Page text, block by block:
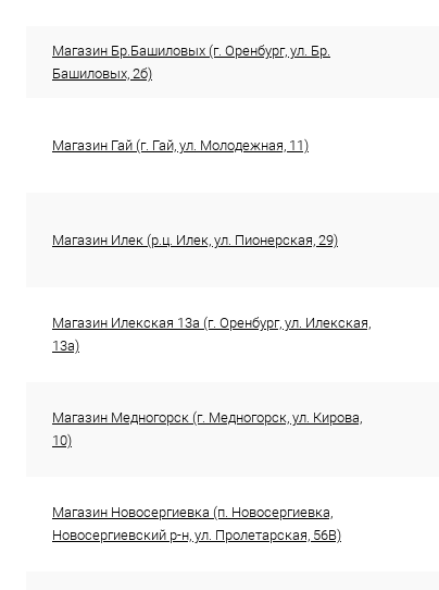
Магазин Бр.Башиловых (г. Оренбург, ул. Бр.
Башиловых, 2б)
Магазин Гай (г. Гай, ул. Молодежная, 11)
Магазин Илек (р.ц. Илек, ул. Пионерская, 29)
Магазин Илекская 13а (г. Оренбург, ул. Илекская,
13а)
Магазин Медногорск (г. Медногорск, ул. Кирова,
10)
Магазин Новосергиевка (п. Новосергиевка,
Новосергиевский р-н, ул. Пролетарская, 56В)